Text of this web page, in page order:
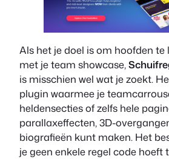
Als het je doel is om hoofden
met je team showcase,
is misschien wel wat je zoekt.
plugin waarmee je
heldensecties of zelfs hele
parallaxeffecten, 3D-
biografieën kunt maken. Het
je geen enkele regel code hoeft